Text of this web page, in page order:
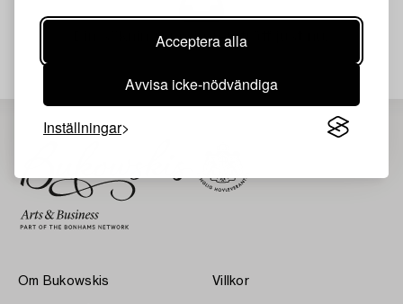
Acceptera alla
Avvisa icke-nödvändiga
Inställningar
Din sökning gav ingen träff just nu.
Om Bukowskis Villkor